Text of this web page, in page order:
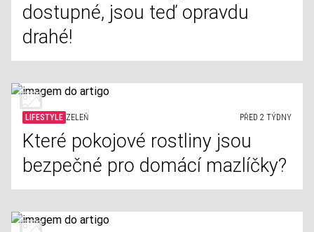
dostupné, jsou teď opravdu
drahé!
LIFESTYLE ZELEŇ PŘED 2 TÝDNY
Které pokojové rostliny jsou
bezpečné pro domácí mazlíčky?